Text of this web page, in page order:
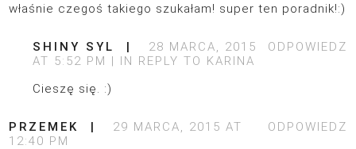
właśnie czegoś takiego szukałam! super ten poradnik!:)
ODPOWIEDZ
SHINY SYL
28 MARCA, 2015
AT 5:52 PM
IN REPLY TO KARINA
Cieszę się. :)
ODPOWIEDZ
PRZEMEK
29 MARCA, 2015 AT
12:40 PM